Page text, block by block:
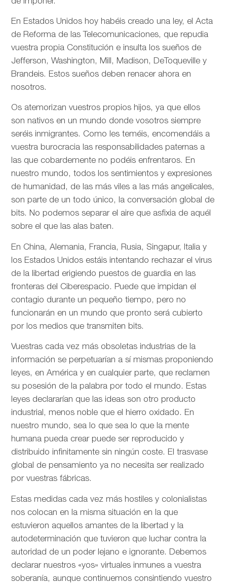
En Estados Unidos hoy habéis creado una ley, el Acta
de Reforma de las Telecomunicaciones, que repudia
vuestra propia Constitución e insulta los sueños de
Jefferson, Washington, Mill, Madison, DeToqueville y
Brandeis. Estos sueños deben renacer ahora en
nosotros.
Os atemorizan vuestros propios hijos, ya que ellos
son nativos en un mundo donde vosotros siempre
seréis inmigrantes. Como les teméis, encomendáis a
vuestra burocracia las responsabilidades paternas a
las que cobardemente no podéis enfrentaros. En
nuestro mundo, todos los sentimientos y expresiones
de humanidad, de las más viles a las más angelicales,
son parte de un todo único, la conversación global de
bits. No podemos separar el aire que asfixia de aquél
sobre el que las alas baten.
En China, Alemania, Francia, Rusia, Singapur, Italia y
los Estados Unidos estáis intentando rechazar el virus
de la libertad erigiendo puestos de guardia en las
fronteras del Ciberespacio. Puede que impidan el
contagio durante un pequeño tiempo, pero no
funcionarán en un mundo que pronto será cubierto
por los medios que transmiten bits.
Vuestras cada vez más obsoletas industrias de la
información se perpetuarían a sí mismas proponiendo
leyes, en América y en cualquier parte, que reclamen
su posesión de la palabra por todo el mundo. Estas
leyes declararían que las ideas son otro producto
industrial, menos noble que el hierro oxidado. En
nuestro mundo, sea lo que sea lo que la mente
humana pueda crear puede ser reproducido y
distribuido infinitamente sin ningún coste. El trasvase
global de pensamiento ya no necesita ser realizado
por vuestras fábricas.
Estas medidas cada vez más hostiles y colonialistas
nos colocan en la misma situación en la que
estuvieron aquellos amantes de la libertad y la
autodeterminación que tuvieron que luchar contra la
autoridad de un poder lejano e ignorante. Debemos
declarar nuestros «yos» virtuales inmunes a vuestra
soberanía, aunque continuemos consintiendo vuestro